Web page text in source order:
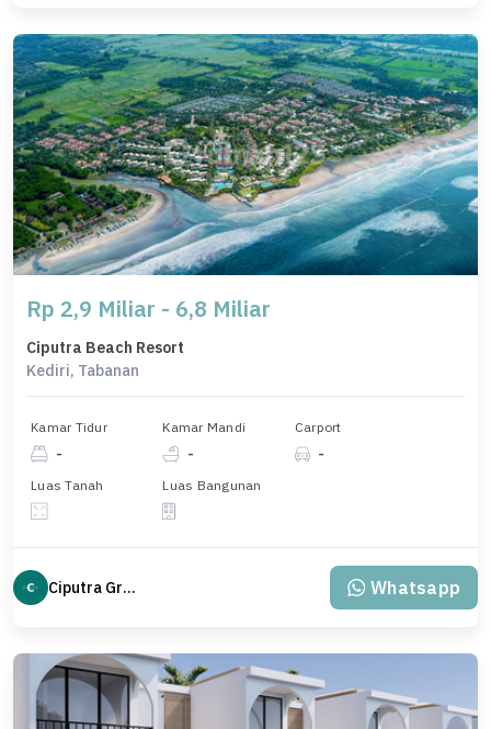
Rp 2,9 Miliar - 6,8 Miliar
Ciputra Beach Resort
Kediri, Tabanan
Kamar Tidur
-
Kamar Mandi
-
Carport
-
Luas Tanah Luas Bangunan
Ciputra Group Whatsapp